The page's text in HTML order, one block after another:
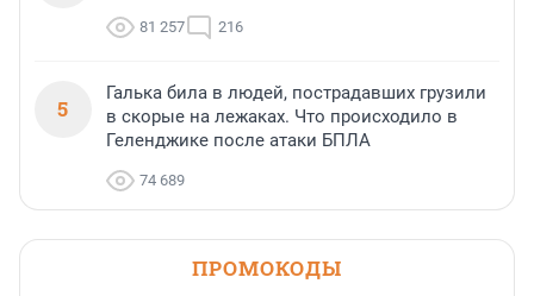
81 257 216
5
Галька била в людей, пострадавших грузили
в скорые на лежаках. Что происходило в
Геленджике после атаки БПЛА
74 689
ПРОМОКОДЫ